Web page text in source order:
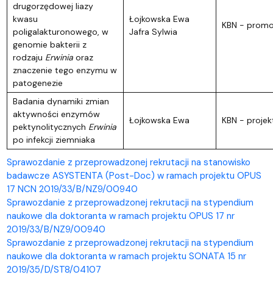
drugorzędowej liazy
kwasu
poligalakturonowego, w
genomie bakterii z
rodzaju Erwiniaoraz
znaczenie tego enzymu w
patogenezie
Łojkowska Ewa
Jafra Sylwia
KBN -
Badania dynamiki zmian
aktywności enzymów
pektynolitycznych Erwinia
po infekcji ziemniaka
Łojkowska Ewa KBN -
Sprawozdanie z przeprowadzonej rekrutacji na stanowisko
badawcze ASYSTENTA (Post-Doc) w ramach projektu OPUS
17 NCN 2019/33/B/NZ9/00940
Sprawozdanie z przeprowadzonej rekrutacji na stypendium
naukowe dla doktoranta w ramach projektu OPUS 17 nr
2019/33/B/NZ9/00940
Sprawozdanie z przeprowadzonej rekrutacji na stypendium
naukowe dla doktoranta w ramach projektu SONATA 15 nr
2019/35/D/ST8/04107